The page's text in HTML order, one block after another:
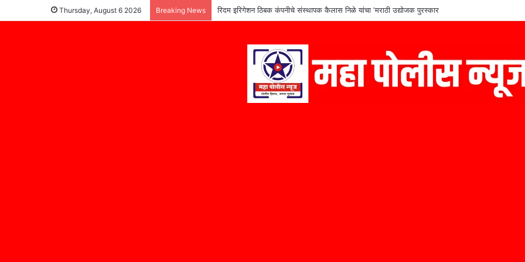
Thursday, August 6 2026 Breaking News रिदम इरिगेशन ठिबक कंपनीचे संस्थापक कैलास निळे यांचा ‘मराठी उद्योजक पुरस्कार